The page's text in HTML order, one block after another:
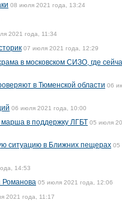
08 июля 2021 года, 13:24
2021 года, 11:34
07 июля 2021 года, 12:29
в московском СИЗО, где
в Тюменской области 06
06 июля 2021 года, 10:00
марша в поддержку ЛГБТ 05 июля
ситуацию в Ближних пещерах 05
14:53
Романова 05 июля 2021 года, 12:06
2021 года, 11:17